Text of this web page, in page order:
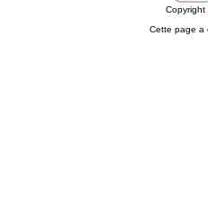
Cette page a